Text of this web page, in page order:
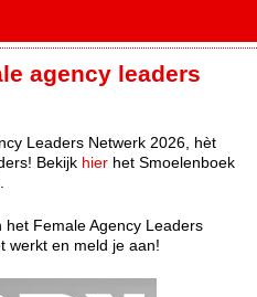
agency leaders
Leaders Netwerk 2026, hèt
Bekijk hier het Smoelenboek
Female Agency Leaders
werkt en meld je aan!